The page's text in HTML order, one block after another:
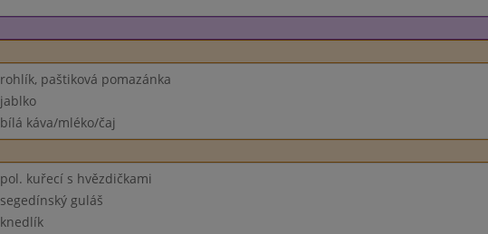
rohlík, paštiková pomazánka
jablko
bílá káva/mléko/čaj
pol. kuřecí s hvězdičkami
segedínský guláš
knedlík